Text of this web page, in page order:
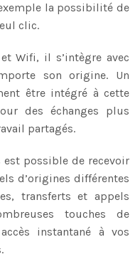
la possibilité de
clic.
Wifi, il s’intègre avec
son origine. Un
être intégré à cette
des échanges plus
partagés.
est possible de recevoir
d’origines différentes
transferts et appels
touches de
instantané à vos